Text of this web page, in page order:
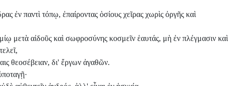
ἐν παντὶ τόπῳ, ἐπαίροντας ὁσίους χεῖρας χωρὶς ὀργῆς καὶ
μετὰ αἰδοῦς καὶ σωφροσύνης κοσμεῖν ἑαυτάς, μὴ ἐν πλέγμασιν καὶ
θεοσέβειαν, δι' ἔργων ἀγαθῶν.